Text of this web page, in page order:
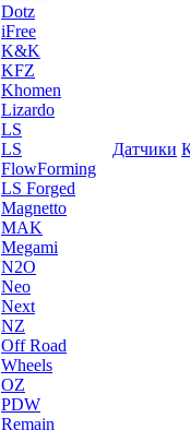
Dotz
iFree
K&K
KFZ
Khomen
Lizardo
LS
LS
FlowForming
LS Forged
Magnetto
MAK
Megami
N2O
Neo
Next
NZ
Off Road
Wheels
OZ
PDW
Remain
Датчики